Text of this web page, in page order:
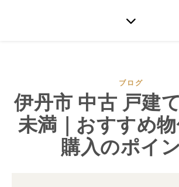
ブログ
伊丹市 中古 戸建
未満｜おすすめ
購入のポイ